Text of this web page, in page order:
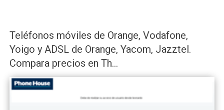
Teléfonos móviles de Orange, Vodafone,
Yoigo y ADSL de Orange, Yacom, Jazztel.
Compara precios en Th...